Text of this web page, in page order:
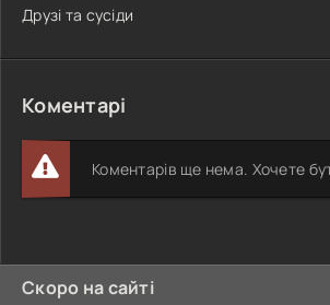
Друзі та сусіди
Коментарі
Коментарів ще нема. Хочете
Скоро на сайті